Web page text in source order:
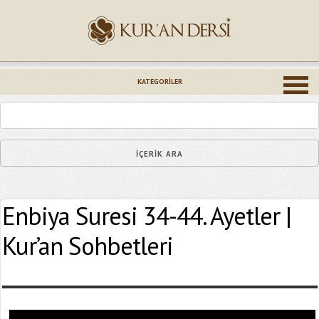
KATEGORILER
Enbiya Suresi 34-44. Ayetler |
Kur’an Sohbetleri
Epostanız (*)
Yaşadığınız Hatanın Ayrıntıları